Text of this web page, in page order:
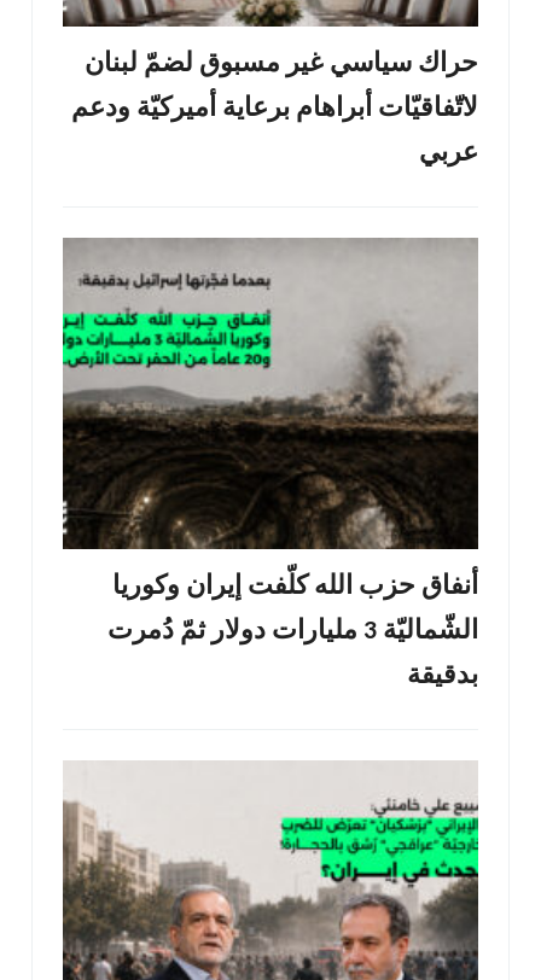
حراك سياسي غير مسبوق لضمّ لبنان
لاتّفاقيّات أبراهام برعاية أميركيّة ودعم
عربي
أنفاق حزب الله كلّفت إيران وكوريا
الشّماليّة 3 مليارات دولار ثمّ دُمرت
بدقيقة